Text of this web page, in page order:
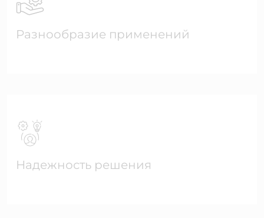
Разнообразие применений
Надежность решения